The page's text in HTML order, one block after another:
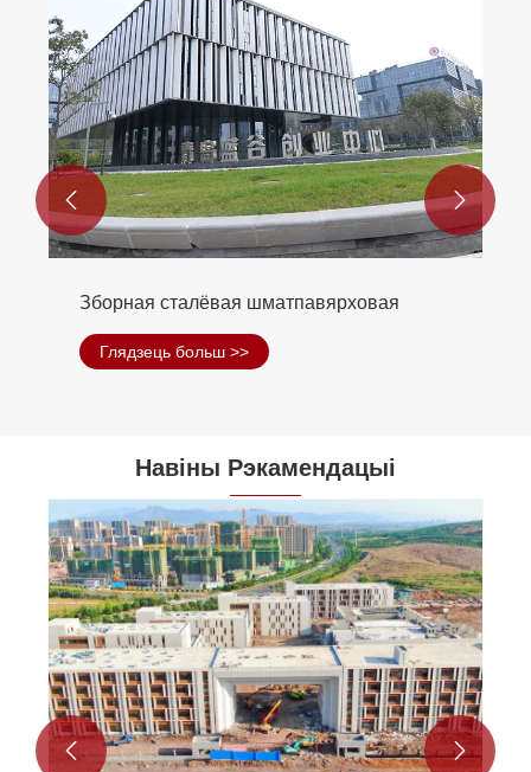
Будаўніцтва сталічнай прамысловасці
Глядзець больш >>
 
Навіны Рэкамендацыі
 